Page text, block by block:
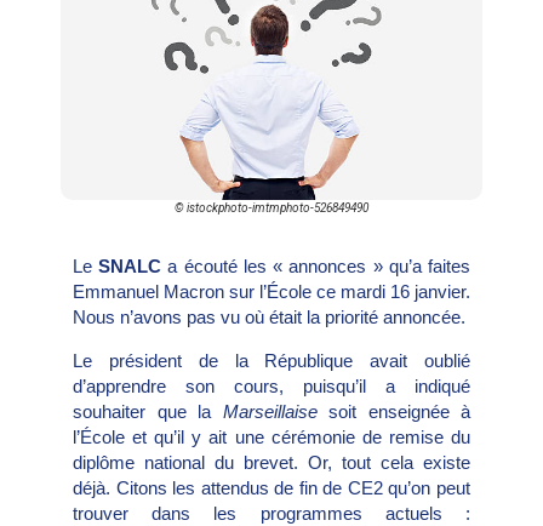
© istockphoto-imtmphoto-526849490
LeSNALC a écouté les « annonces » qu’a faites
Emmanuel Macron sur l’École ce mardi 16 janvier.
Nous n’avons pas vu où était la priorité annoncée.
Le président de la République avait oublié
d’apprendre son cours, puisqu’il a indiqué
souhaiter que la Marseillaisesoit enseignée à
l’École et qu’il y ait une cérémonie de remise du
diplôme national du brevet. Or, tout cela existe
déjà. Citons les attendus de fin de CE2 qu’on peut
trouver dans les programmes actuels :